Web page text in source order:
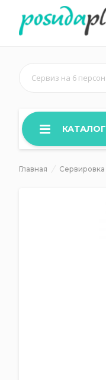
Сервиз на 6 персон
КАТАЛОГ
Главная Сервировка